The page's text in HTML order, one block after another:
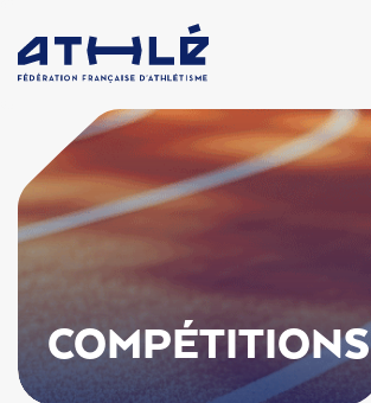
COMPÉTITIONS